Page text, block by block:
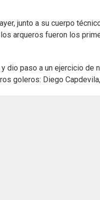
junto a su cuerpo
arqueros fueron los
y dio paso a un ejercicio de
goleros: Diego